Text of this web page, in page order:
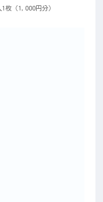
枚（1,000円分）